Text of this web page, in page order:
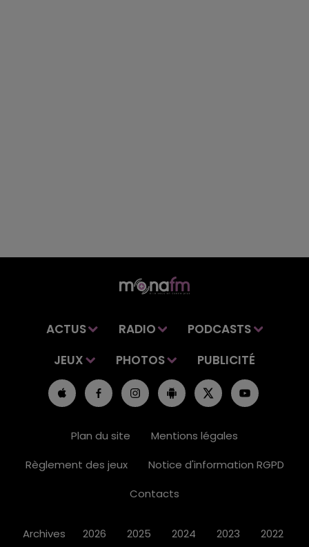
ACTUS RADIO
PODCASTS
JEUX
PHOTOS PUBLICITÉ
Plan du site
Mentions légales
Règlement des jeux
Notice d'information RGPD
Contacts
Archives 2026 2025 2024 2023 2022